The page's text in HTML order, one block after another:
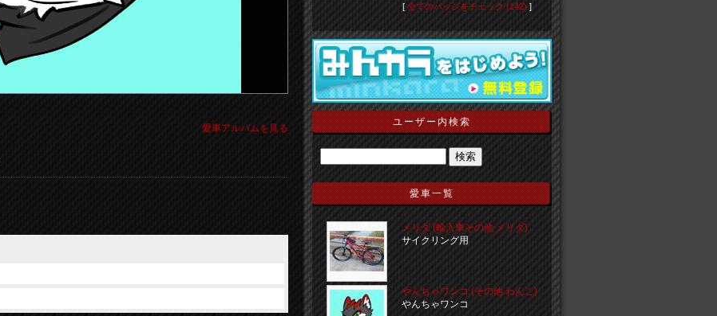
愛車アルバムを見る
[ 全てのバッジをチェック (142) ]
ユーザー内検索
愛車一覧
メリダ (輸入車その他 メリダ)
サイクリング用
やんちゃワンコ (その他 わんこ)
やんちゃワンコ